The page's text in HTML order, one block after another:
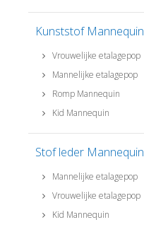
Kunststof Mannequin
Vrouwelijke etalagepop
Mannelijke etalagepop
Romp Mannequin
Kid Mannequin
Stof leder Mannequin
Mannelijke etalagepop
Vrouwelijke etalagepop
Kid Mannequin